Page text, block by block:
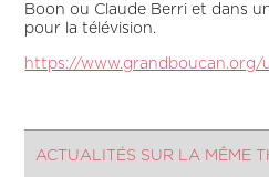
Boon ou Claude Berri et dans
pour la télévision.
https://www.grandboucan.org/
ACTUALITÉS SUR LA MÊME